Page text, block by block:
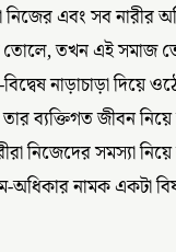
নিজের এবং সব নারীর
তখন এই সমাজ
নাড়াচাড়া
ব্যক্তিগত জীবন
নিজেদের সমস্যা
অধিকার নামক একটা